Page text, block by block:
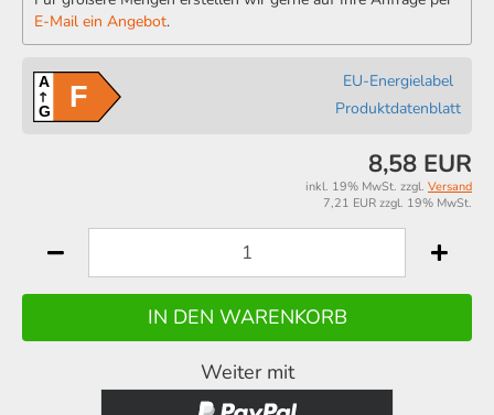
E-Mail ein Angebot.
A
GF
EU-Energielabel
Produktdatenblatt
8,58 EUR
inkl. 19% MwSt. zzgl. Versand
7,21 EUR zzgl. 19% MwSt.
Weiter mit